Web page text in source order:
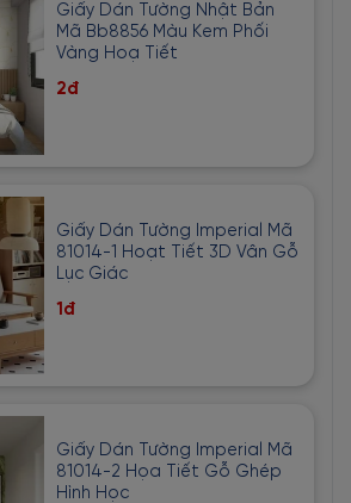
Giấy Dán Tường Nhật Bản
Mã Bb8856 Màu Kem Phối
Vàng Hoạ Tiết
2đ
Giấy Dán Tường Imperial Mã
81014-1 Hoạt Tiết 3D Vân Gỗ
Lục Giác
1đ
Giấy Dán Tường Imperial Mã
81014-2 Họa Tiết Gỗ Ghép
Hình Học